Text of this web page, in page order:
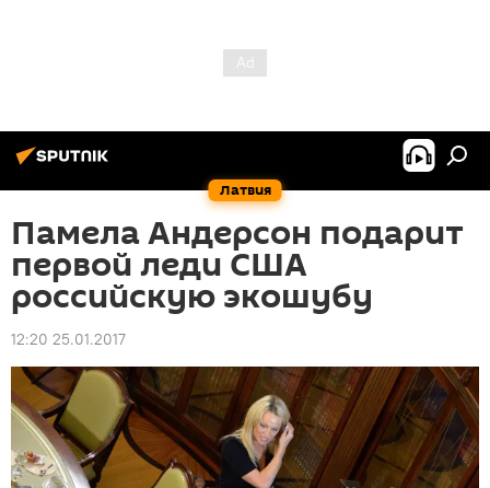
Латвия
Памела Андерсон подарит
первой леди США
российскую экошубу
12:20 25.01.2017